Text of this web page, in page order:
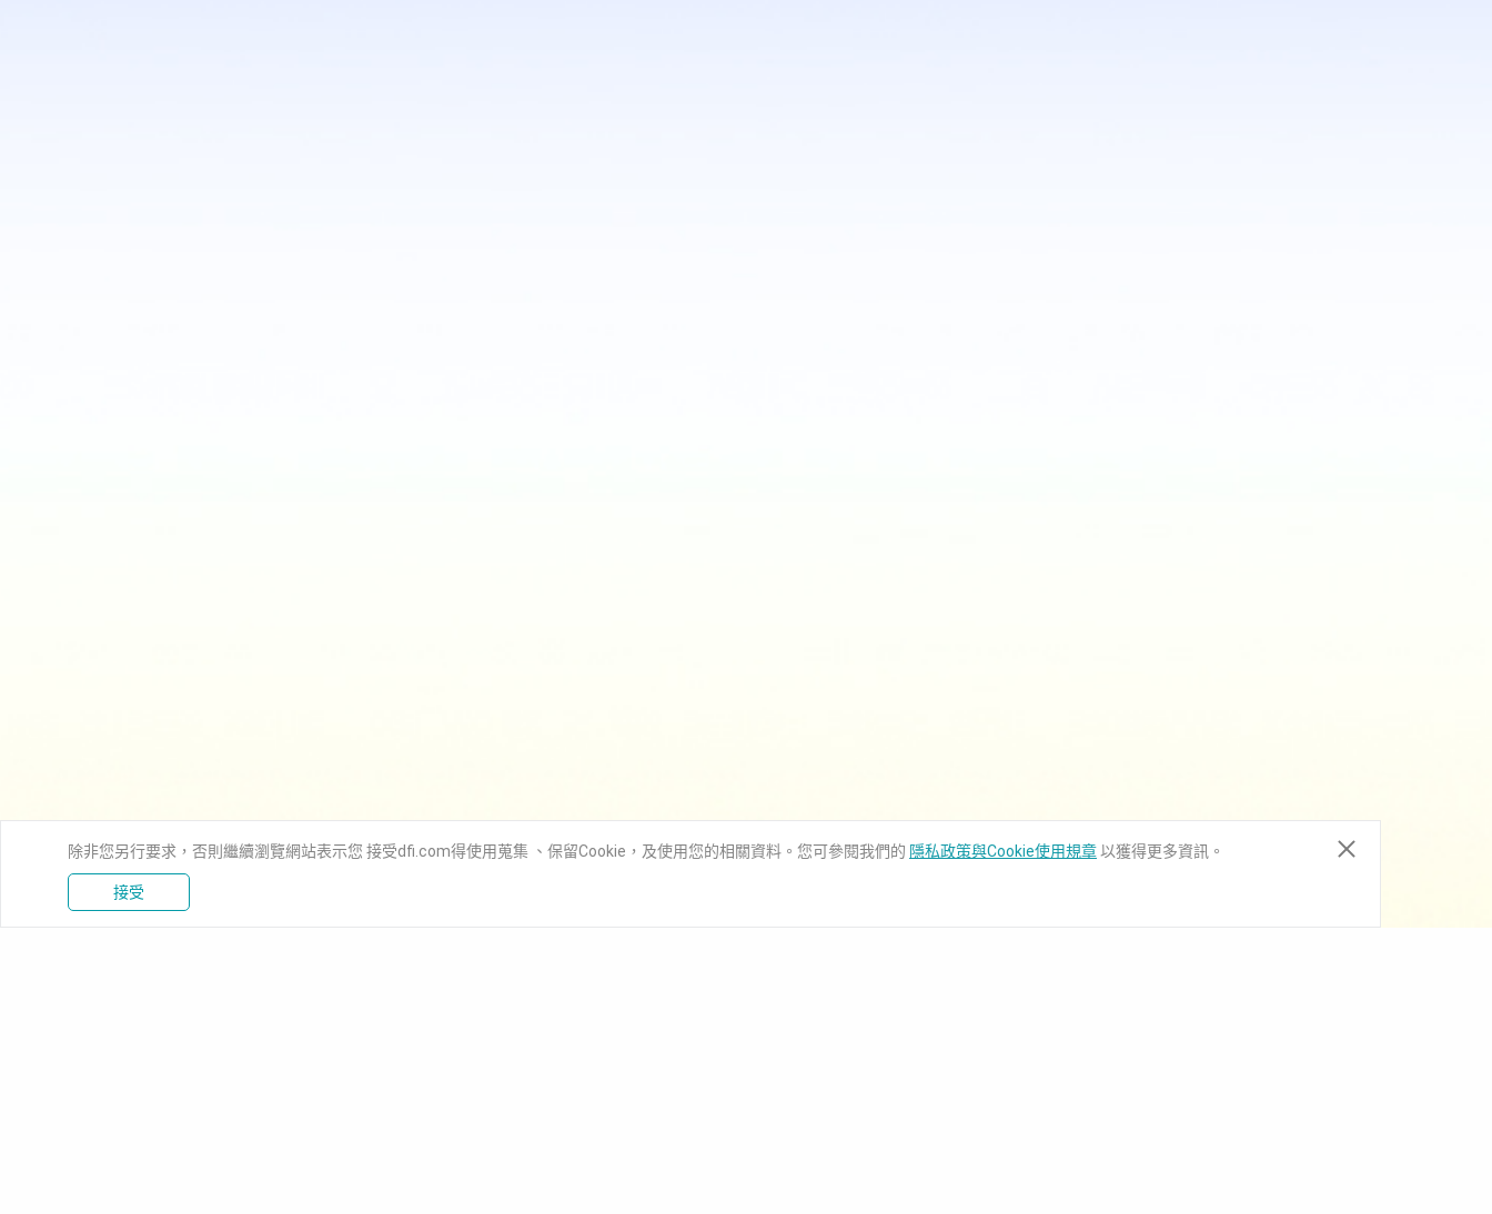
除非您另行要求，否則繼續瀏覽網站表示您 接受dfi.com得使用蒐集 、保留Cookie，及使用您的相關資料。您可參閱我們的 隱私政策與Cookie使用規章以獲得更多資訊。
接受